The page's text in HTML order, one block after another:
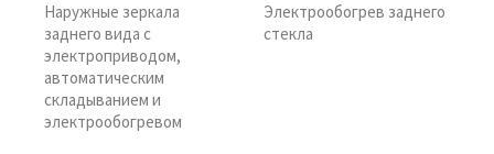
Наружные зеркала
заднего вида с
электроприводом,
автоматическим
складыванием и
электрообогревом
Электрообогрев заднего
стекла